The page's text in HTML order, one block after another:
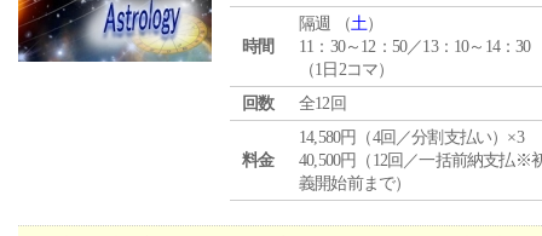
時間
隔週 （土）
11：30～12：50／13：10～14：30
（1日2コマ）
回数
全12回
料金
14,580円（4回／分割支払い）×3
40,500円（12回／一括前納支払※
義開始前まで）